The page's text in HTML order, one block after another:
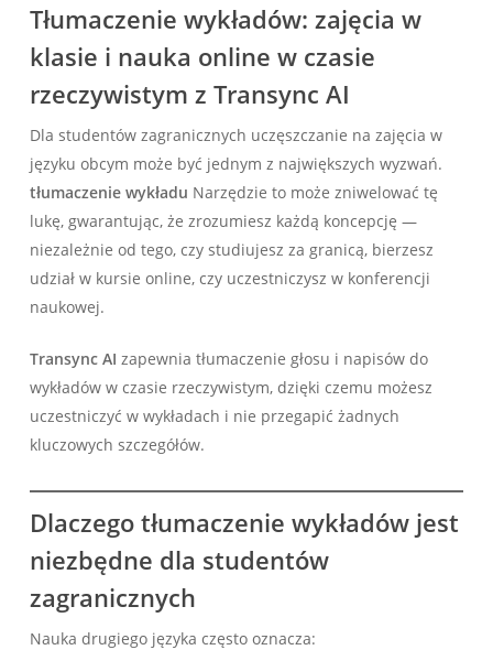
Tłumaczenie wykładów: zajęcia w
klasie i nauka online w czasie
rzeczywistym z Transync AI
Dla studentów zagranicznych uczęszczanie na zajęcia w
języku obcym może być jednym z największych wyzwań.
tłumaczenie wykładu Narzędzie to może zniwelować tę
lukę, gwarantując, że zrozumiesz każdą koncepcję —
niezależnie od tego, czy studiujesz za granicą, bierzesz
udział w kursie online, czy uczestniczysz w konferencji
naukowej.
Transync AI zapewnia tłumaczenie głosu i napisów do
wykładów w czasie rzeczywistym, dzięki czemu możesz
uczestniczyć w wykładach i nie przegapić żadnych
kluczowych szczegółów.
Dlaczego tłumaczenie wykładów jest
niezbędne dla studentów
zagranicznych
Nauka drugiego języka często oznacza: